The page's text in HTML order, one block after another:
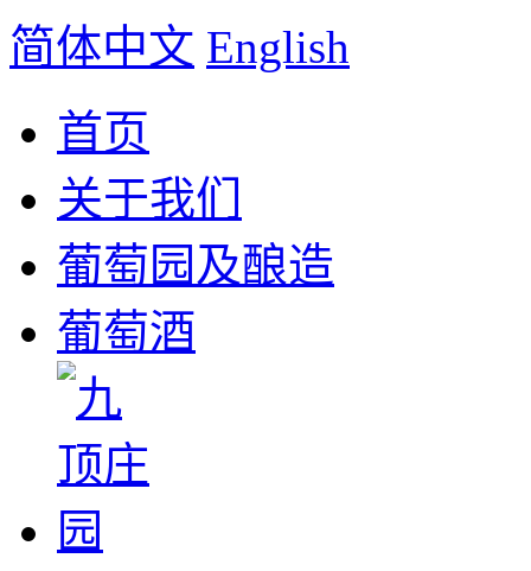
简体中文 English
首页
关于我们
葡萄园及酿造
葡萄酒